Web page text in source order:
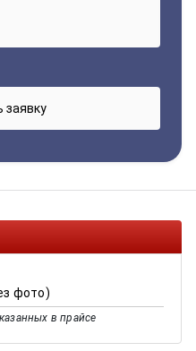
фото)
в прайсе